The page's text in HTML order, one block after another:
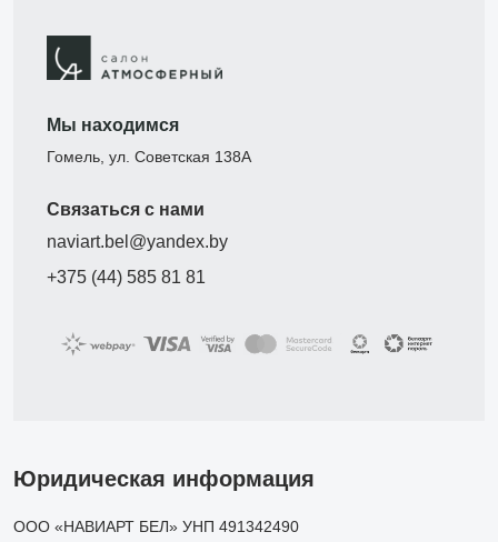
Мы находимся
Гомель, ул. Советская 138А
Связаться с нами
naviart.bel@yandex.by
+375 (44) 585 81 81
Юридическая информация
ООО «НАВИАРТ БЕЛ» УНП 491342490